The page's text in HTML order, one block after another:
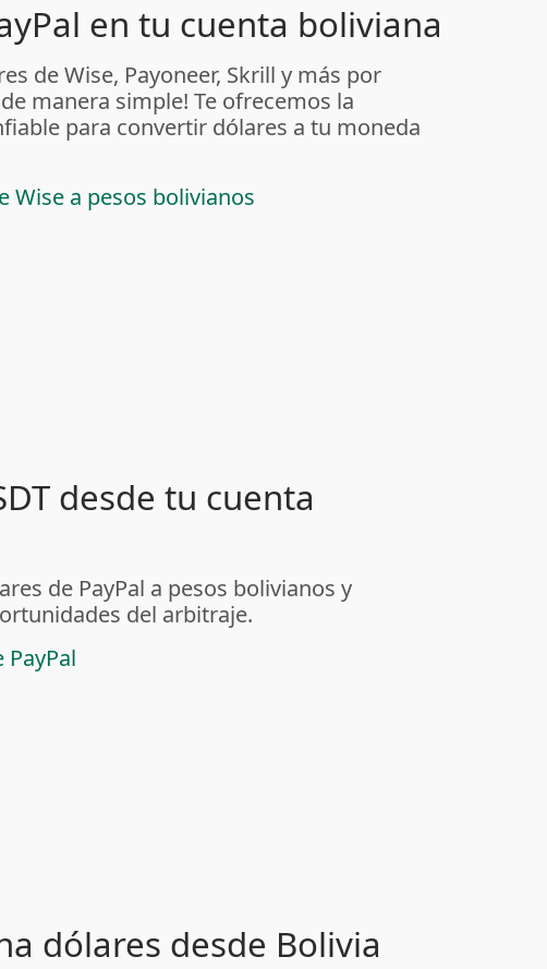
en tu cuenta boliviana
de Wise, Payoneer, Skrill y más por
manera simple! Te ofrecemos la
para convertir dólares a tu moneda
Wise a pesos bolivianos
desde tu cuenta
de PayPal a pesos bolivianos y
del arbitraje.
PayPal
dólares desde Bolivia